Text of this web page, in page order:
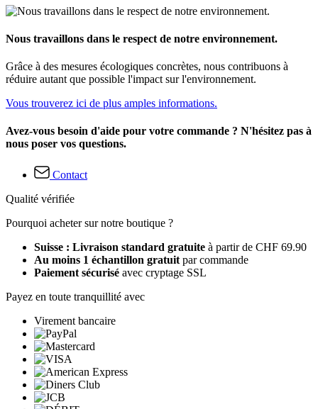
Nous travaillons dans le respect de notre environnement.
Grâce à des mesures écologiques concrètes, nous contribuons à
réduire autant que possible l'impact sur l'environnement.
Vous trouverez ici de plus amples informations.
Avez-vous besoin d'aide pour votre commande ? N'hésitez pas à
nous poser vos questions.
Contact
Qualité vérifiée
Pourquoi acheter sur notre boutique ?
Suisse : Livraison standard gratuite à partir de CHF 69.90
Au moins 1 échantillon gratuit par commande
Paiement sécurisé avec cryptage SSL
Payez en toute tranquillité avec
Virement bancaire